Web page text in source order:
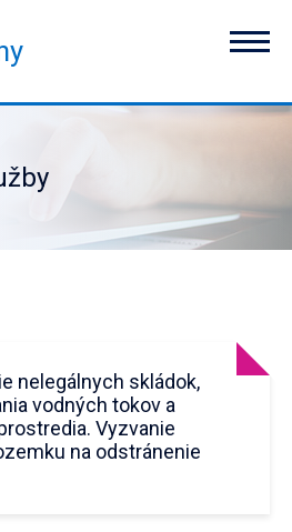
nelegálnych skládok,
vodných tokov a
Vyzvanie
na odstránenie